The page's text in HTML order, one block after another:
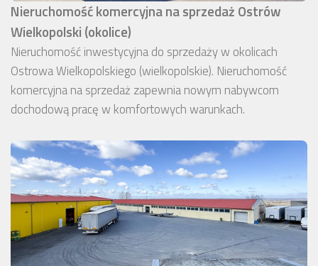
Nieruchomość komercyjna na sprzedaż Ostrów
Wielkopolski (okolice)
Nieruchomość inwestycyjna do sprzedaży w okolicach
Ostrowa Wielkopolskiego (wielkopolskie). Nieruchomość
komercyjna na sprzedaż zapewnia nowym nabywcom
dochodową pracę w komfortowych warunkach.